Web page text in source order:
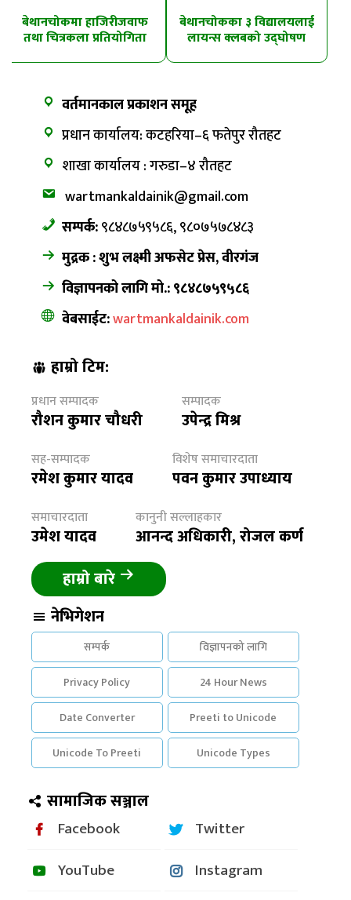
बेथानचोकमा हाजिरीजवाफ
तथा चित्रकला प्रतियोगिता
बेथानचोकका ३ विद्यालयलाई
लायन्स क्लबको उद्घोषण
वर्तमानकाल प्रकाशन समूह
प्रधान कार्यालय: कटहरिया–६ फतेपुर रौतहट
शाखा कार्यालय : गरुडा–४ रौतहट
wartmankaldainik@gmail.com
सम्पर्क:९८४८७५९५८६, ९८०७५७८४८३
मुद्रक : शुभ लक्ष्मी अफसेट प्रेस, वीरगंज
विज्ञापनको लागि मो.: ९८४८७५९५८६
वेबसाईट:wartmankaldainik.com
हाम्रो टिम:
प्रधान सम्पादक
रौशन कुमार चौधरी
सम्पादक
उपेन्द्र मिश्र
सह-सम्पादक
रमेश कुमार यादव
विशेष समाचारदाता
पवन कुमार उपाध्याय
समाचारदाता
उमेश यादव
कानुनी सल्लाहकार
आनन्द अधिकारी, रोजल कर्ण
हाम्रो बारे
नेभिगेशन
सम्पर्क
विज्ञापनको लागि
Privacy Policy
24 Hour News
Date Converter
Preeti to Unicode
Unicode To Preeti
Unicode Types
सामाजिक सञ्जाल
Facebook
Twitter
YouTube
Instagram